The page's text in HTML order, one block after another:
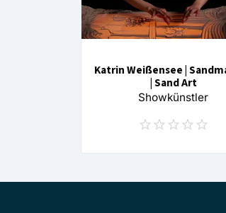
Katrin Weißensee |
| Sand Art
Showkünstler